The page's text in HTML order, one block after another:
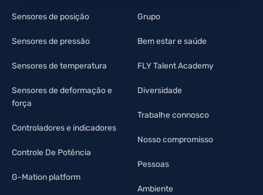
Sensores de posição
Sensores de pressão
Sensores de temperatura
Sensores de deformação e
força
Controladores e indicadores
Controle De Potência
G-Mation platform
Grupo
Bem estar e saúde
FLY Talent Academy
Diversidade
Trabalhe connosco
Nosso compromisso
Pessoas
Ambiente